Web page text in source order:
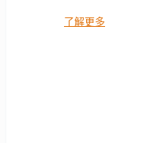
了解更多